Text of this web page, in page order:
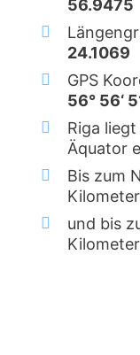
56.9475
24.1069
GPS
56° 56‘
Riga
Äquator
Bis zum
Kilometer
und bis